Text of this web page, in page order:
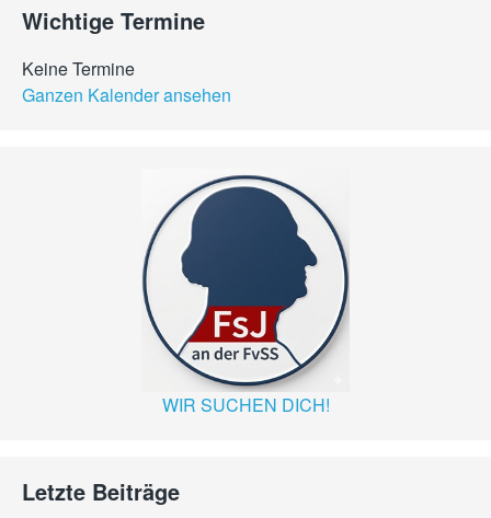
Wichtige Termine
Keine Termine
Ganzen Kalender ansehen
WIR SUCHEN DICH!
Letzte Beiträge